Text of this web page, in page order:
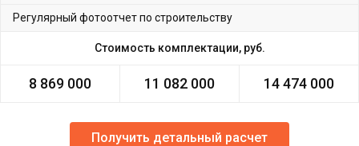
Регулярный фотоотчет по строительству
Стоимость комплектации, руб.
8 869 000 11 082 000 14 474 000
Получить детальный расчет